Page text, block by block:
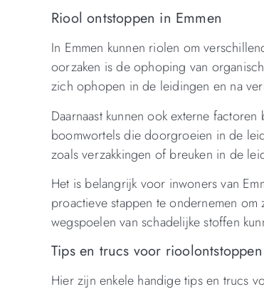
Riool ontstoppen in Emmen
In Emmen kunnen riolen om
oorzaken is de ophoping van
zich ophopen in de leidingen en na
Daarnaast kunnen ook externe
boomwortels die doorgroeien in de
zoals verzakkingen of breuken in de
Het is belangrijk voor inwoners van
proactieve stappen te ondernemen
wegspoelen van schadelijke stoffen
Tips en trucs voor rioolontstoppen
Hier zijn enkele handige tips en trucs